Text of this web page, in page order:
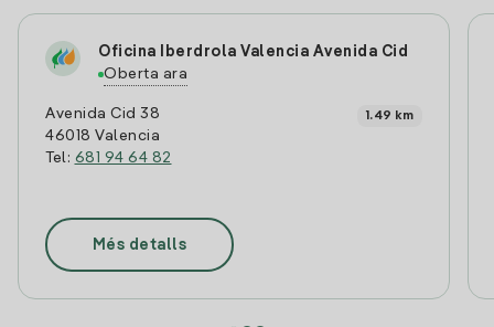
Oficina Iberdrola Valencia Avenida Cid
Oberta ara
Avenida Cid 38
46018 Valencia
Tel: 681 94 64 82
1.49 km
Més detalls